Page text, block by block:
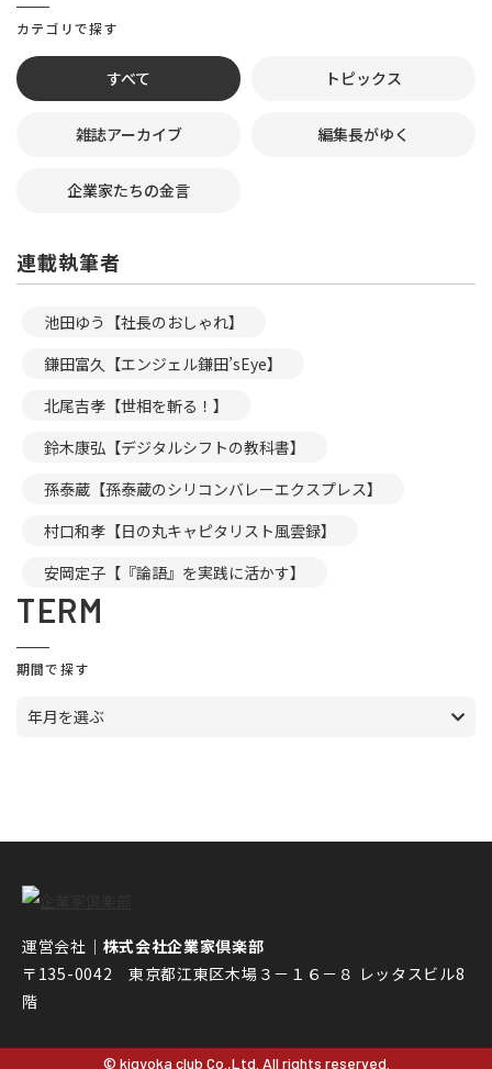
カテゴリで探す
すべて トピックス
雑誌アーカイブ 編集長がゆく
企業家たちの金言
連載執筆者
池田ゆう【社長のおしゃれ】
鎌田富久【エンジェル鎌田’sEye】
北尾吉孝【世相を斬る！】
鈴木康弘【デジタルシフトの教科書】
孫泰蔵【孫泰蔵のシリコンバレーエクスプレス】
村口和孝【日の丸キャピタリスト風雲録】
安岡定子【『論語』を実践に活かす】
TERM
期間で探す
年月を選ぶ
運営会社｜ 株式会社企業家倶楽部
〒135-0042 東京都江東区木場３－１６－８ レッタスビル8
階
© kigyoka club Co.,Ltd. All rights reserved.